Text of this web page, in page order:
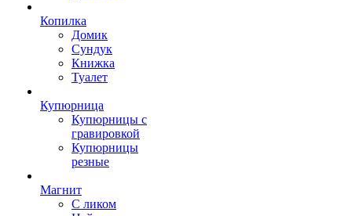
Копилка
Домик
Сундук
Книжка
Туалет
Купюрница
Купюрницы с
гравировкой
Купюрницы
резные
Магнит
С ликом